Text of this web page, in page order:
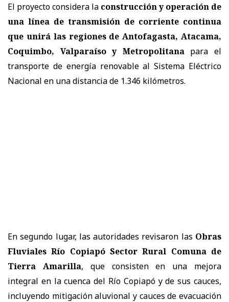
El proyecto considera la construcción y operación de
una línea de transmisión de corriente continua
que unirá las regiones de Antofagasta, Atacama,
Coquimbo, Valparaíso y Metropolitanapara el
transporte de energía renovable al Sistema Eléctrico
Nacional en una distancia de 1.346 kilómetros.
En segundo lugar, las autoridades revisaron las Obras
Fluviales Río Copiapó Sector Rural Comuna de
Tierra Amarilla, que consisten en una mejora
integral en la cuenca del Río Copiapó y de sus cauces,
incluyendo mitigación aluvional y cauces de evacuación